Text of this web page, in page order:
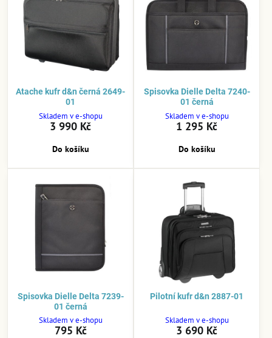
Atache kufr d&n černá 2649-
01
Skladem v e-shopu
3 990 Kč
Do košíku
Spisovka Dielle Delta 7240-
01 černá
Skladem v e-shopu
1 295 Kč
Do košíku
Spisovka Dielle Delta 7239-
01 černá
Skladem v e-shopu
795 Kč
Pilotní kufr d&n 2887-01
Skladem v e-shopu
3 690 Kč